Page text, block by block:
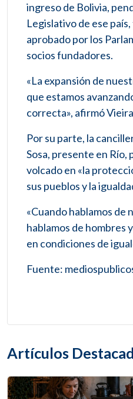
ingreso de Bolivia,
Legislativo de ese
aprobado por los
socios fundadores.
«La expansión de
que estamos
correcta», afirmó
Por su parte, la
Sosa, presente en
volcado en «la
sus pueblos y la
«Cuando hablamos de
hablamos de hombres
en condiciones de
Fuente:
Artículos